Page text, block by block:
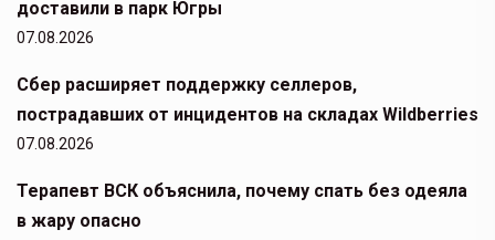
доставили в парк Югры
07.08.2026
Сбер расширяет поддержку селлеров,
пострадавших от инцидентов на складах Wildberries
07.08.2026
Терапевт ВСК объяснила, почему спать без одеяла
в жару опасно